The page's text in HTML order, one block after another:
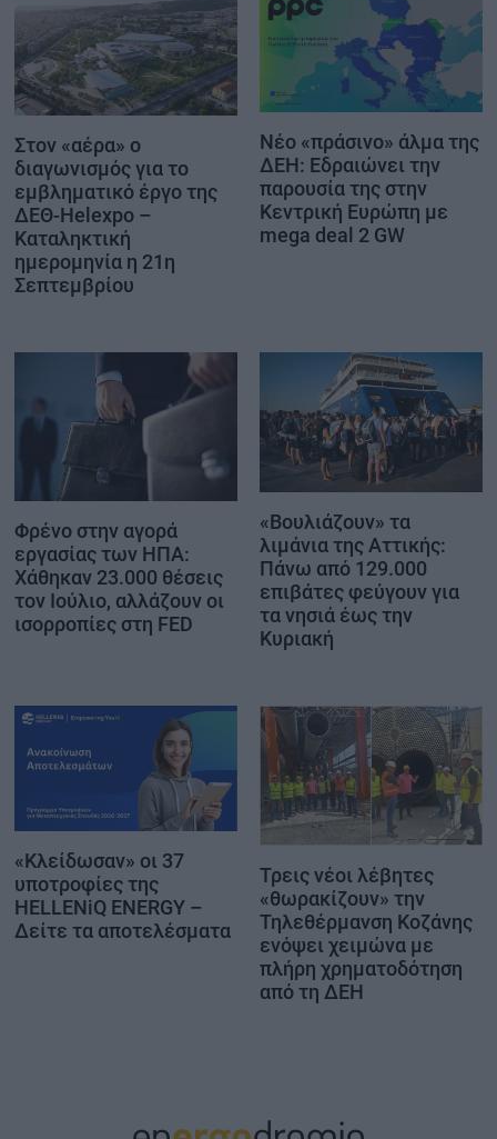
Στον «αέρα» ο
διαγωνισμός για το
εμβληματικό έργο της
ΔΕΘ-Helexpo –
Καταληκτική
ημερομηνία η 21η
Σεπτεμβρίου
Νέο «πράσινο» άλμα της
ΔΕΗ: Εδραιώνει την
παρουσία της στην
Κεντρική Ευρώπη με
mega deal 2 GW
Φρένο στην αγορά
εργασίας των ΗΠΑ:
Χάθηκαν 23.000 θέσεις
τον Ιούλιο, αλλάζουν οι
ισορροπίες στη FED
«Βουλιάζουν» τα
λιμάνια της Αττικής:
Πάνω από 129.000
επιβάτες φεύγουν για
τα νησιά έως την
Κυριακή
«Κλείδωσαν» οι 37
υποτροφίες της
HELLENiQ ENERGY –
Δείτε τα αποτελέσματα
Τρεις νέοι λέβητες
«θωρακίζουν» την
Τηλεθέρμανση Κοζάνης
ενόψει χειμώνα με
πλήρη χρηματοδότηση
από τη ΔΕΗ